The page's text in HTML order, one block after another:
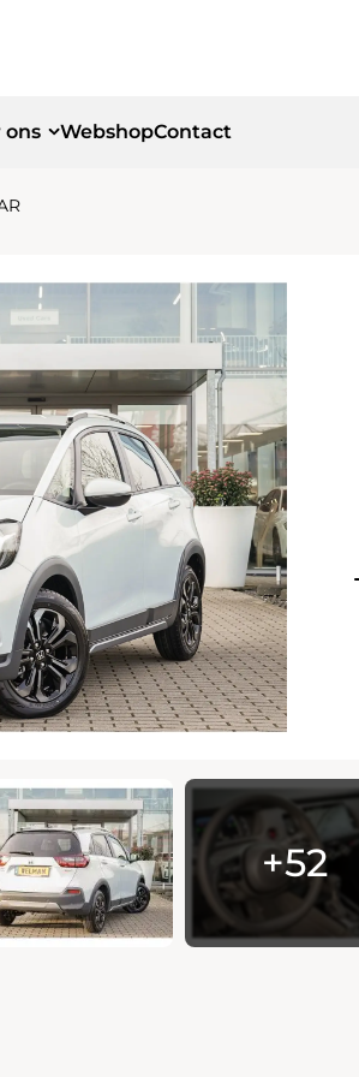
ons WebshopContact
+52